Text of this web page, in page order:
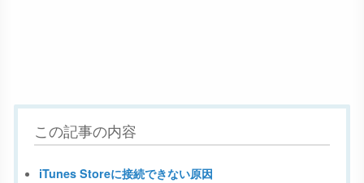
この記事の内容
iTunes Storeに接続できない原因